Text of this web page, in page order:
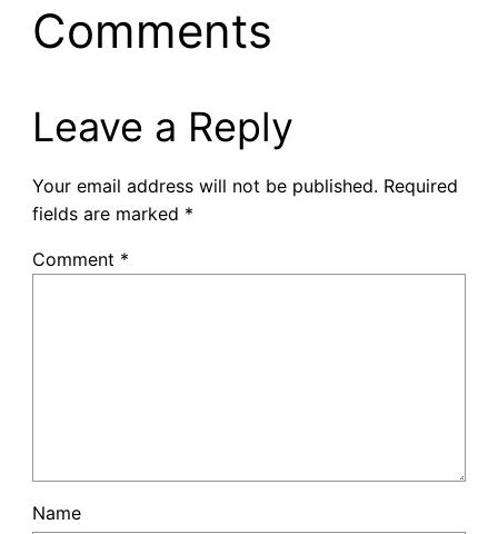
Comments
Leave a Reply
Your email address will not be published. Required
fields are marked *
Comment *
Name